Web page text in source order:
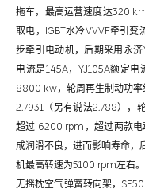
拖车，最高运营速度达320
取电，IGBT水冷VVVF牵引变
步牵引电动机，后期采用永
电流是145A，YJ105A额定
8800 kw，轮周再生制动功
2.7931（另有说法2.788），
超过 6200 rpm，超过两款
成润滑不良，进而影响寿命
机最高转速为5100 rpm左右
无摇枕空气弹簧转向架，